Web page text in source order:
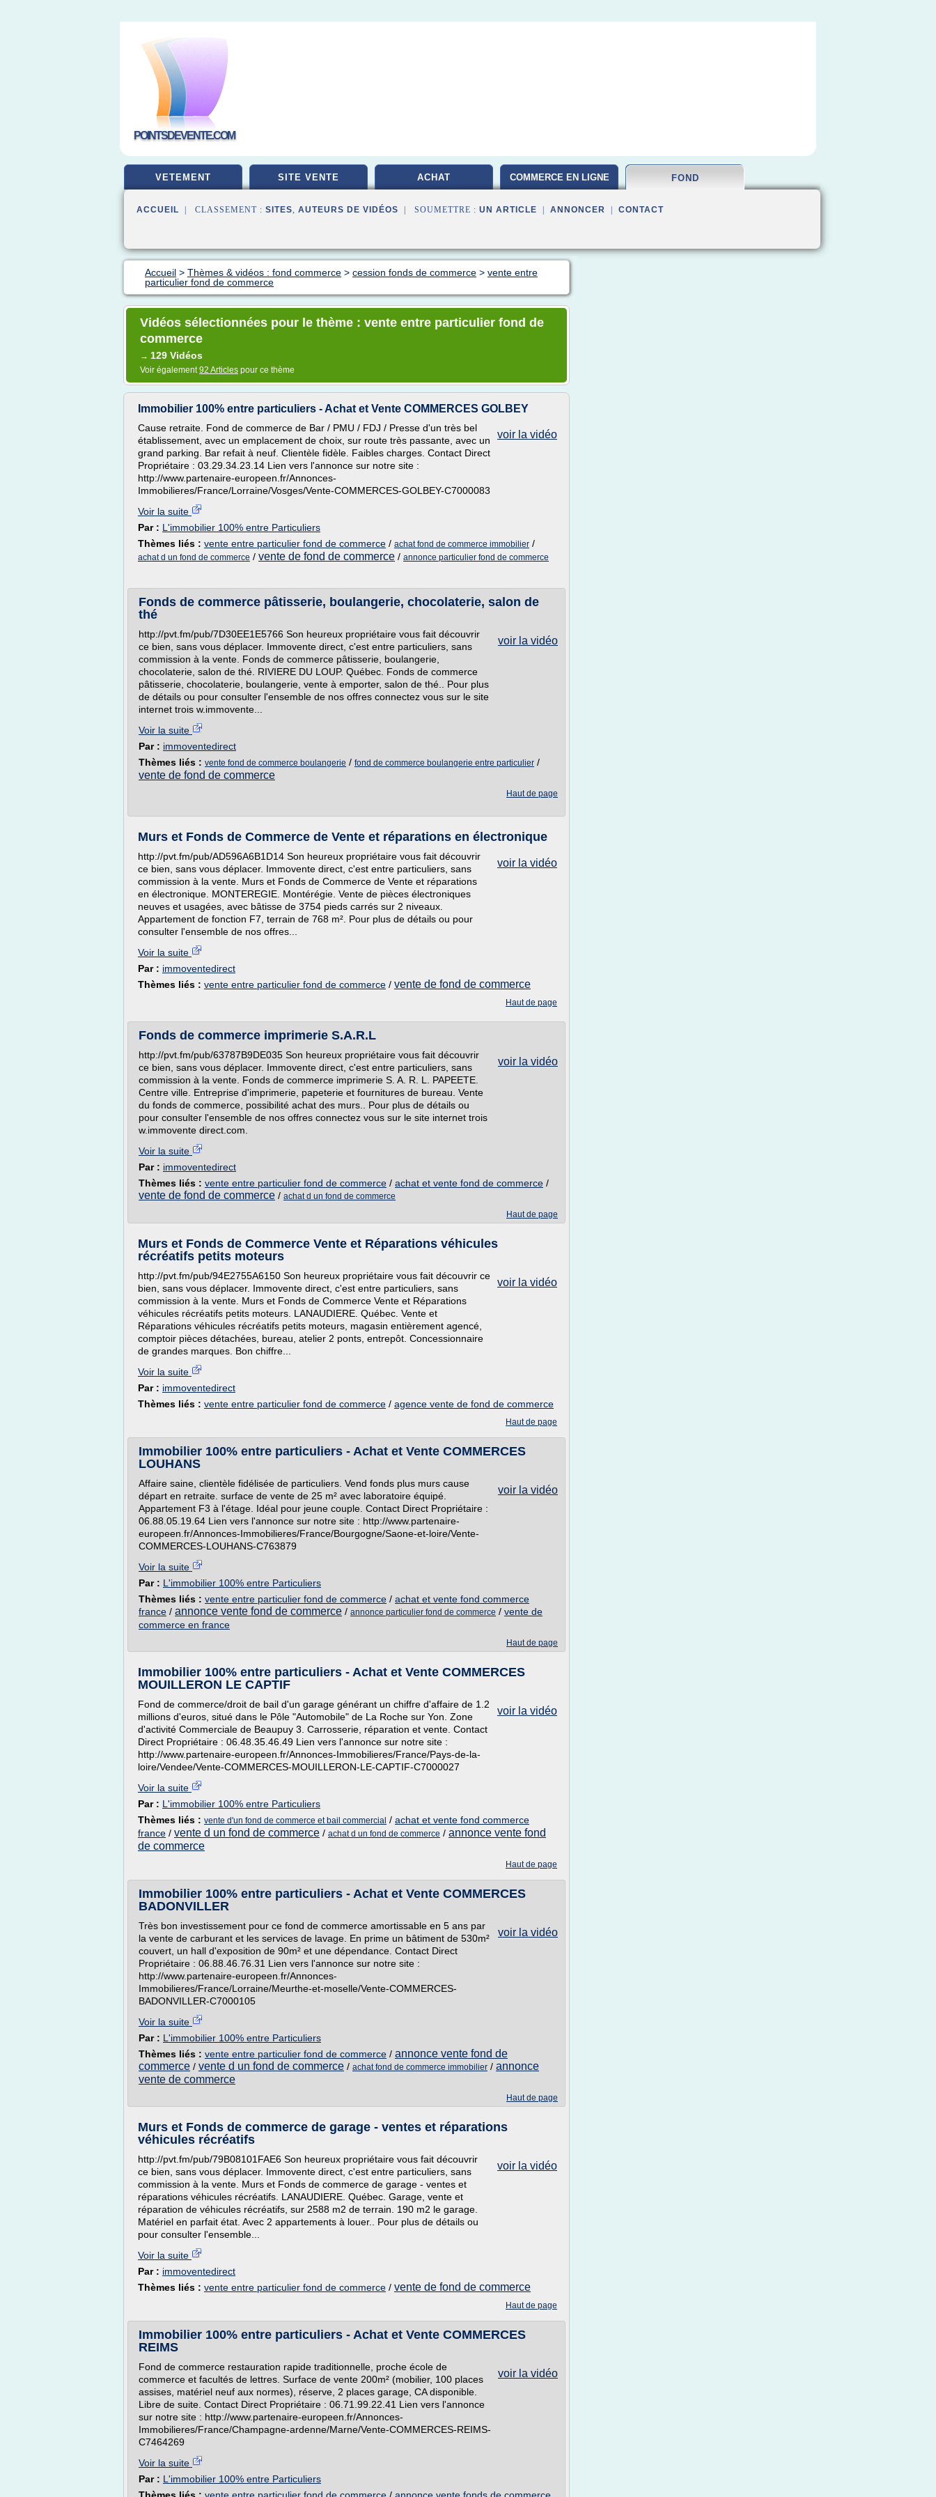
POINTSDEVENTE.COM
VETEMENT SITE VENTE ACHAT COMMERCE EN LIGNE FOND
ACCUEIL | CLASSEMENT : SITES, AUTEURS DE VIDÉOS | SOUMETTRE : UN ARTICLE ANNONCER CONTACT
Accueil > Thèmes & vidéos : fond commerce > cession fonds de commerce > vente entre
particulier fond de commerce
Vidéos sélectionnées pour le thème : vente entre particulier fond de
commerce
→ 129 Vidéos
Voir également92 Articles pour ce thème
Immobilier 100% entre particuliers - Achat et Vente COMMERCES GOLBEY
voir la vidéo
Cause retraite. Fond de commerce de Bar / PMU / FDJ / Presse d'un très bel
établissement, avec un emplacement de choix, sur route très passante, avec un
grand parking. Bar refait à neuf. Clientèle fidèle. Faibles charges. Contact Direct
Propriétaire : 03.29.34.23.14 Lien vers l'annonce sur notre site :
http://www.partenaire-europeen.fr/Annonces-
Immobilieres/France/Lorraine/Vosges/Vente-COMMERCES-GOLBEY-C7000083
Voir la suite
Par : L'immobilier 100% entre Particuliers
Thèmes liés : vente entre particulier fond de commerce / achat fond de commerce immobilier /
achat d un fond de commerce / vente de fond de commerce / annonce particulier fond de commerce
Fonds de commerce pâtisserie, boulangerie, chocolaterie, salon de
thé
voir la vidéo
http://pvt.fm/pub/7D30EE1E5766 Son heureux propriétaire vous fait découvrir
ce bien, sans vous déplacer. Immovente direct, c'est entre particuliers, sans
commission à la vente. Fonds de commerce pâtisserie, boulangerie,
chocolaterie, salon de thé. RIVIERE DU LOUP. Québec. Fonds de commerce
pâtisserie, chocolaterie, boulangerie, vente à emporter, salon de thé.. Pour plus
de détails ou pour consulter l'ensemble de nos offres connectez vous sur le site
internet trois w.immovente...
Voir la suite
Par : immoventedirect
Thèmes liés : vente fond de commerce boulangerie / fond de commerce boulangerie entre particulier /
vente de fond de commerce
Haut de page
Murs et Fonds de Commerce de Vente et réparations en électronique
voir la vidéo
http://pvt.fm/pub/AD596A6B1D14 Son heureux propriétaire vous fait découvrir
ce bien, sans vous déplacer. Immovente direct, c'est entre particuliers, sans
commission à la vente. Murs et Fonds de Commerce de Vente et réparations
en électronique. MONTEREGIE. Montérégie. Vente de pièces électroniques
neuves et usagées, avec bâtisse de 3754 pieds carrés sur 2 niveaux.
Appartement de fonction F7, terrain de 768 m². Pour plus de détails ou pour
consulter l'ensemble de nos offres...
Voir la suite
Par : immoventedirect
Thèmes liés : vente entre particulier fond de commerce / vente de fond de commerce
Haut de page
Fonds de commerce imprimerie S.A.R.L
voir la vidéo
http://pvt.fm/pub/63787B9DE035 Son heureux propriétaire vous fait découvrir
ce bien, sans vous déplacer. Immovente direct, c'est entre particuliers, sans
commission à la vente. Fonds de commerce imprimerie S. A. R. L. PAPEETE.
Centre ville. Entreprise d'imprimerie, papeterie et fournitures de bureau. Vente
du fonds de commerce, possibilité achat des murs.. Pour plus de détails ou
pour consulter l'ensemble de nos offres connectez vous sur le site internet trois
w.immovente direct.com.
Voir la suite
Par : immoventedirect
Thèmes liés : vente entre particulier fond de commerce / achat et vente fond de commerce /
vente de fond de commerce / achat d un fond de commerce
Haut de page
Murs et Fonds de Commerce Vente et Réparations véhicules
récréatifs petits moteurs
voir la vidéo
http://pvt.fm/pub/94E2755A6150 Son heureux propriétaire vous fait découvrir ce
bien, sans vous déplacer. Immovente direct, c'est entre particuliers, sans
commission à la vente. Murs et Fonds de Commerce Vente et Réparations
véhicules récréatifs petits moteurs. LANAUDIERE. Québec. Vente et
Réparations véhicules récréatifs petits moteurs, magasin entièrement agencé,
comptoir pièces détachées, bureau, atelier 2 ponts, entrepôt. Concessionnaire
de grandes marques. Bon chiffre...
Voir la suite
Par : immoventedirect
Thèmes liés : vente entre particulier fond de commerce / agence vente de fond de commerce
Haut de page
Immobilier 100% entre particuliers - Achat et Vente COMMERCES
LOUHANS
voir la vidéo
Affaire saine, clientèle fidélisée de particuliers. Vend fonds plus murs cause
départ en retraite. surface de vente de 25 m² avec laboratoire équipé.
Appartement F3 à l'étage. Idéal pour jeune couple. Contact Direct Propriétaire :
06.88.05.19.64 Lien vers l'annonce sur notre site : http://www.partenaire-
europeen.fr/Annonces-Immobilieres/France/Bourgogne/Saone-et-loire/Vente-
COMMERCES-LOUHANS-C763879
Voir la suite
Par : L'immobilier 100% entre Particuliers
Thèmes liés : vente entre particulier fond de commerce / achat et vente fond commerce
france / annonce vente fond de commerce / annonce particulier fond de commerce / vente de
commerce en france
Haut de page
Immobilier 100% entre particuliers - Achat et Vente COMMERCES
MOUILLERON LE CAPTIF
voir la vidéo
Fond de commerce/droit de bail d'un garage générant un chiffre d'affaire de 1.2
millions d'euros, situé dans le Pôle "Automobile" de La Roche sur Yon. Zone
d'activité Commerciale de Beaupuy 3. Carrosserie, réparation et vente. Contact
Direct Propriétaire : 06.48.35.46.49 Lien vers l'annonce sur notre site :
http://www.partenaire-europeen.fr/Annonces-Immobilieres/France/Pays-de-la-
loire/Vendee/Vente-COMMERCES-MOUILLERON-LE-CAPTIF-C7000027
Voir la suite
Par : L'immobilier 100% entre Particuliers
Thèmes liés : vente d'un fond de commerce et bail commercial / achat et vente fond commerce
france / vente d un fond de commerce / achat d un fond de commerce / annonce vente fond
de commerce
Haut de page
Immobilier 100% entre particuliers - Achat et Vente COMMERCES
BADONVILLER
voir la vidéo
Très bon investissement pour ce fond de commerce amortissable en 5 ans par
la vente de carburant et les services de lavage. En prime un bâtiment de 530m²
couvert, un hall d'exposition de 90m² et une dépendance. Contact Direct
Propriétaire : 06.88.46.76.31 Lien vers l'annonce sur notre site :
http://www.partenaire-europeen.fr/Annonces-
Immobilieres/France/Lorraine/Meurthe-et-moselle/Vente-COMMERCES-
BADONVILLER-C7000105
Voir la suite
Par : L'immobilier 100% entre Particuliers
Thèmes liés : vente entre particulier fond de commerce / annonce vente fond de
commerce / vente d un fond de commerce / achat fond de commerce immobilier / annonce
vente de commerce
Haut de page
Murs et Fonds de commerce de garage - ventes et réparations
véhicules récréatifs
voir la vidéo
http://pvt.fm/pub/79B08101FAE6 Son heureux propriétaire vous fait découvrir
ce bien, sans vous déplacer. Immovente direct, c'est entre particuliers, sans
commission à la vente. Murs et Fonds de commerce de garage - ventes et
réparations véhicules récréatifs. LANAUDIERE. Québec. Garage, vente et
réparation de véhicules récréatifs, sur 2588 m2 de terrain. 190 m2 le garage.
Matériel en parfait état. Avec 2 appartements à louer.. Pour plus de détails ou
pour consulter l'ensemble...
Voir la suite
Par : immoventedirect
Thèmes liés : vente entre particulier fond de commerce / vente de fond de commerce
Haut de page
Immobilier 100% entre particuliers - Achat et Vente COMMERCES
REIMS
voir la vidéo
Fond de commerce restauration rapide traditionnelle, proche école de
commerce et facultés de lettres. Surface de vente 200m² (mobilier, 100 places
assises, matériel neuf aux normes), réserve, 2 places garage, CA disponible.
Libre de suite. Contact Direct Propriétaire : 06.71.99.22.41 Lien vers l'annonce
sur notre site : http://www.partenaire-europeen.fr/Annonces-
Immobilieres/France/Champagne-ardenne/Marne/Vente-COMMERCES-REIMS-
C7464269
Voir la suite
Par : L'immobilier 100% entre Particuliers